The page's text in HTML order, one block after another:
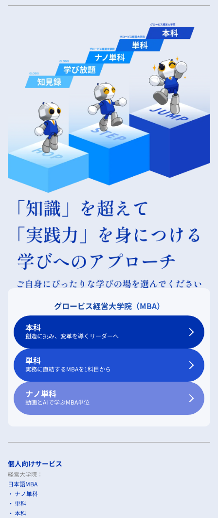
グロービス経営大学院（MBA）
本科
創造に挑み、変革を導くリーダーへ
単科
実務に直結するMBAを1科目から
ナノ単科
動画とAIで学ぶMBA単位
個人向けサービス
経営大学院：
日本語MBA
ナノ単科
単科
本科